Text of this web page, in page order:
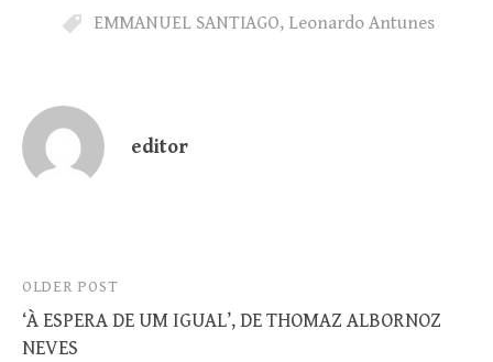
EMMANUEL SANTIAGO, Leonardo Antunes
editor
Post
navigation
OLDER POST
‘À ESPERA DE UM IGUAL’, DE THOMAZ ALBORNOZ
NEVES